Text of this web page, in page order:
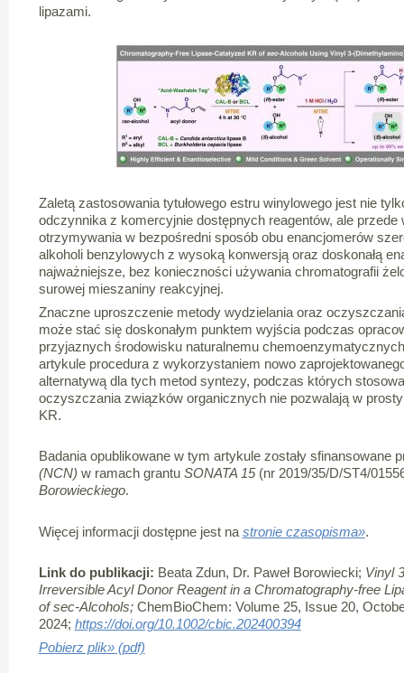
lipazami.
Zaletą zastosowania tytułowego estru winylowego jest nie
odczynnika z komercyjnie dostępnych reagentów, ale
otrzymywania w bezpośredni sposób obu enancjomerów
alkoholi benzylowych z wysoką konwersją oraz doskonałą
najważniejsze, bez konieczności używania chromatografii
surowej mieszaniny reakcyjnej.
Znaczne uproszczenie metody wydzielania oraz
może stać się doskonałym punktem wyjścia podczas
przyjaznych środowisku naturalnemu
artykule procedura z wykorzystaniem nowo
alternatywą dla tych metod syntezy, podczas których
oczyszczania związków organicznych nie pozwalają w
KR.
Badania opublikowane w tym artykule zostały sfinansowane
(NCN) w ramach grantu SONATA 15(nr 2019/35/D/ST4/
Borowieckiego.
Więcej informacji dostępne jest na stronie czasopisma».
Link do publikacji: Beata Zdun, Dr. Paweł Borowiecki; Vinyl
Irreversible Acyl Donor Reagent in a Chromatography-free
of sec-Alcohols; ChemBioChem: Volume 25, Issue 20,
2024; https://doi.org/10.1002/cbic.202400394
Pobierz plik» (pdf)